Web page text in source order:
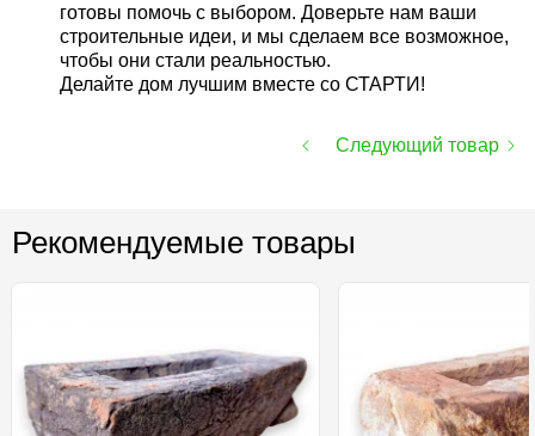
готовы помочь с выбором. Доверьте нам ваши
строительные идеи, и мы сделаем все возможное,
чтобы они стали реальностью.
Делайте дом лучшим вместе со СТАРТИ!
Следующий товар
Рекомендуемые товары